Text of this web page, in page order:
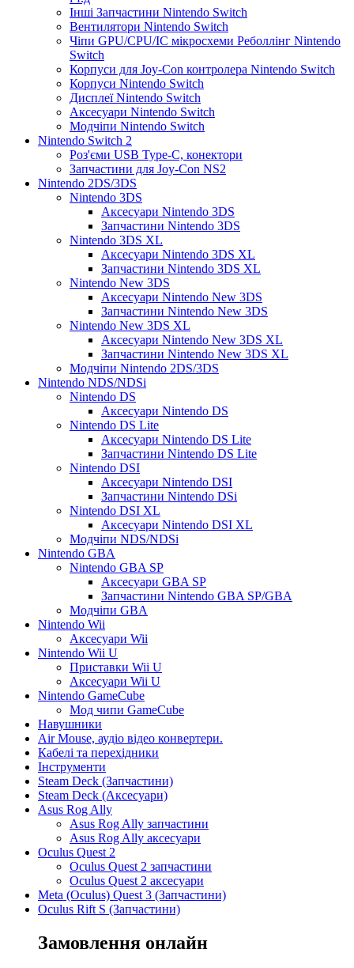
Інші Запчастини Nintendo Switch
Вентилятори Nintendo Switch
Чіпи GPU/CPU/IC мікросхеми Реболлінг Nintendo
Switch
Корпуси для Joy-Con контролера Nintendo Switch
Корпуси Nintendo Switch
Дисплеї Nintendo Switch
Аксесуари Nintendo Switch
Модчіпи Nintendo Switch
Nintendo Switch 2
Роз'єми USB Type-C, конектори
Запчастини для Joy-Con NS2
Nintendo 2DS/3DS
Nintendo 3DS
Аксесуари Nintendo 3DS
Запчастини Nintendo 3DS
Nintendo 3DS XL
Аксесуари Nintendo 3DS XL
Запчастини Nintendo 3DS XL
Nintendo New 3DS
Аксесуари Nintendo New 3DS
Запчастини Nintendo New 3DS
Nintendo New 3DS XL
Аксесуари Nintendo New 3DS XL
Запчастини Nintendo New 3DS XL
Модчіпи Nintendo 2DS/3DS
Nintendo NDS/NDSi
Nintendo DS
Аксесуари Nintendo DS
Nintendo DS Lite
Аксесуари Nintendo DS Lite
Запчастини Nintendo DS Lite
Nintendo DSI
Аксесуари Nintendo DSI
Запчастини Nintendo DSi
Nintendo DSI XL
Аксесуари Nintendo DSI XL
Модчіпи NDS/NDSi
Nintendo GBA
Nintendo GBA SP
Аксесуари GBA SP
Запчастини Nintendo GBA SP/GBA
Модчіпи GBA
Nintendo Wii
Аксесуари Wii
Nintendo Wii U
Приставки Wii U
Аксесуари Wii U
Nintendo GameCube
Мод чипи GameCube
Навушники
Air Mouse, аудіо відео конвертери.
Кабелі та перехідники
Інструменти
Steam Deck (Запчастини)
Steam Deck (Аксесуари)
Asus Rog Ally
Asus Rog Ally запчастини
Asus Rog Ally аксесуари
Oculus Quest 2
Oculus Quest 2 запчастини
Oculus Quest 2 аксесуари
Meta (Oculus) Quest 3 (Запчастини)
Oculus Rift S (Запчастини)
Замовлення онлайн